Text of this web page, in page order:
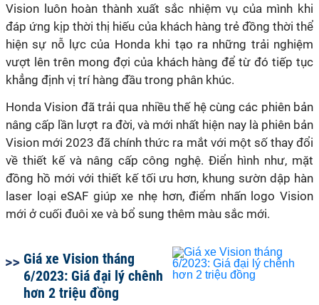
Vision luôn hoàn thành xuất sắc nhiệm vụ của mình khi
đáp ứng kịp thời thị hiếu của khách hàng trẻ đồng thời thể
hiện sự nỗ lực của Honda khi tạo ra những trải nghiệm
vượt lên trên mong đợi của khách hàng để từ đó tiếp tục
khẳng định vị trí hàng đầu trong phân khúc.
Honda Vision đã trải qua nhiều thế hệ cùng các phiên bản
nâng cấp lần lượt ra đời, và mới nhất hiện nay là phiên bản
Vision mới 2023 đã chính thức ra mắt với một số thay đổi
về thiết kế và nâng cấp công nghệ. Điển hình như, mặt
đồng hồ mới với thiết kế tối ưu hơn, khung sườn dập hàn
laser loại eSAF giúp xe nhẹ hơn, điểm nhấn logo Vision
mới ở cuối đuôi xe và bổ sung thêm màu sắc mới.
Giá xe Vision tháng
6/2023: Giá đại lý chênh
hơn 2 triệu đồng